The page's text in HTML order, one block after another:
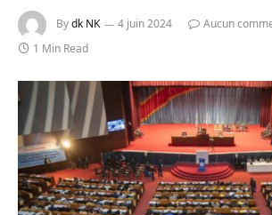
Bydk NK 4 juin 2024
Aucun
1 Min Read